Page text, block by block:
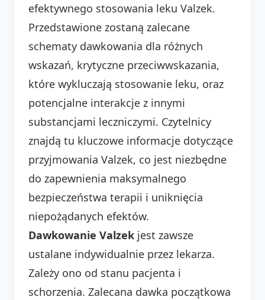
efektywnego stosowania leku Valzek.
Przedstawione zostaną zalecane
schematy dawkowania dla różnych
wskazań, krytyczne przeciwwskazania,
które wykluczają stosowanie leku, oraz
potencjalne interakcje z innymi
substancjami leczniczymi. Czytelnicy
znajdą tu kluczowe informacje dotyczące
przyjmowania Valzek, co jest niezbędne
do zapewnienia maksymalnego
bezpieczeństwa terapii i uniknięcia
niepożądanych efektów.
Dawkowanie Valzek jest zawsze
ustalane indywidualnie przez lekarza.
Zależy ono od stanu pacjenta i
schorzenia. Zalecana dawka początkowa